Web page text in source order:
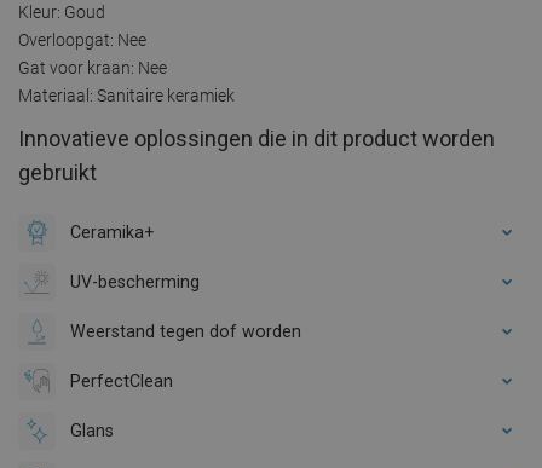
Kleur: Goud
Overloopgat: Nee
Gat voor kraan: Nee
Materiaal: Sanitaire keramiek
Innovatieve oplossingen die in dit product worden
gebruikt
Ceramika+
UV-bescherming
Weerstand tegen dof worden
PerfectClean
Glans